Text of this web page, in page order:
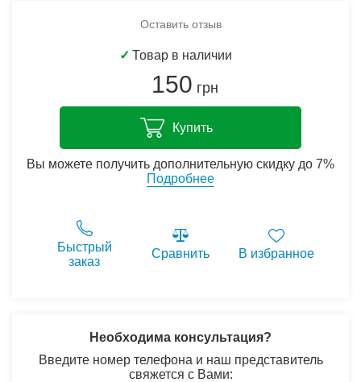
Оставить отзыв
✓ Товар в наличии
150 грн
Купить
Вы можете получить дополнительную скидку до 7%
Подробнее
Быстрый
заказ
Сравнить В избранное
Необходима консультация?
Введите номер телефона и наш представитель
свяжется с Вами: